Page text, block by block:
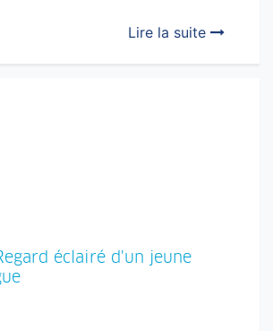
Lire la suite
éclairé d'un jeune